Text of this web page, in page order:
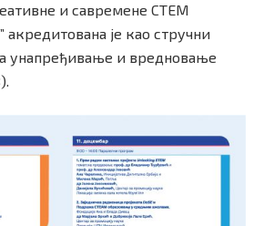
и савремене СТЕМ
акредитована је као стручни
унапређивање и вредновање